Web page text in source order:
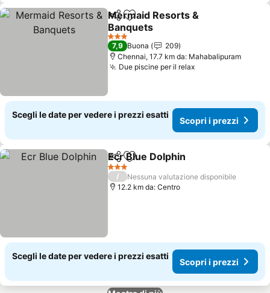
CondividiAggiungi ai preferiti
Mermaid Resorts &
Banquets
3 Stelle
7,9 Buona
209
Chennai, 17.7 km da: Mahabalipuram
Due piscine per il relax
Scegli le date per vedere i prezzi esatti
Scopri i prezzi
CondividiAggiungi ai preferiti
Ecr Blue Dolphin
3 Stelle
/
Nessuna valutazione disponibile
12.2 km da: Centro
Scegli le date per vedere i prezzi esatti
Scopri i prezzi